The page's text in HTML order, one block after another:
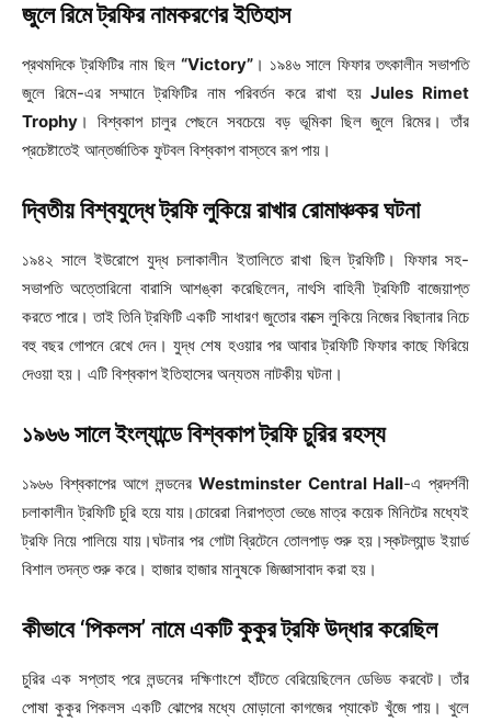
জুলে রিমে ট্রফির নামকরণের ইতিহাস
প্রথমদিকে ট্রফিটির নাম ছিল “Victory”। ১৯৪৬ সালে ফিফার তৎকালীন সভাপতি
জুলে রিমে-এর সম্মানে ট্রফিটির নাম পরিবর্তন করে রাখা হয়Jules Rimet
Trophy । বিশ্বকাপ চালুর পেছনে সবচেয়ে বড় ভূমিকা ছিল জুলে রিমের। তাঁর
প্রচেষ্টাতেই আন্তর্জাতিক ফুটবল বিশ্বকাপ বাস্তবে রূপ পায়।
দ্বিতীয় বিশ্বযুদ্ধে ট্রফি লুকিয়ে রাখার রোমাঞ্চকর ঘটনা
১৯৪২ সালে ইউরোপে যুদ্ধ চলাকালীন ইতালিতে রাখা ছিল ট্রফিটি। ফিফার সহ-
সভাপতি অত্তোরিনো বারাসি আশঙ্কা করেছিলেন, নাৎসি বাহিনী ট্রফিটি বাজেয়াপ্ত
করতে পারে। তাই তিনি ট্রফিটি একটি সাধারণ জুতোর বাক্সে লুকিয়ে নিজের বিছানার নিচে
বহু বছর গোপনে রেখে দেন। যুদ্ধ শেষ হওয়ার পর আবার ট্রফিটি ফিফার কাছে ফিরিয়ে
দেওয়া হয়। এটি বিশ্বকাপ ইতিহাসের অন্যতম নাটকীয় ঘটনা।
১৯৬৬ সালে ইংল্যান্ডে বিশ্বকাপ ট্রফি চুরির রহস্য
১৯৬৬ বিশ্বকাপের আগে লন্ডনেরWestminster Central Hall-এ প্রদর্শনী
চলাকালীন ট্রফিটি চুরি হয়ে যায়।চোরেরা নিরাপত্তা ভেঙে মাত্র কয়েক মিনিটের মধ্যেই
ট্রফি নিয়ে পালিয়ে যায়।ঘটনার পর গোটা ব্রিটেনে তোলপাড় শুরু হয়।স্কটল্যান্ড ইয়ার্ড
বিশাল তদন্ত শুরু করে। হাজার হাজার মানুষকে জিজ্ঞাসাবাদ করা হয়।
কীভাবে ‘পিকলস’ নামে একটি কুকুর ট্রফি উদ্ধার করেছিল
চুরির এক সপ্তাহ পরে লন্ডনের দক্ষিণাংশে হাঁটতে বেরিয়েছিলেন ডেভিড করবেট। তাঁর
পোষা কুকুর পিকলস একটি ঝোপের মধ্যে মোড়ানো কাগজের প্যাকেট খুঁজে পায়। খুলে